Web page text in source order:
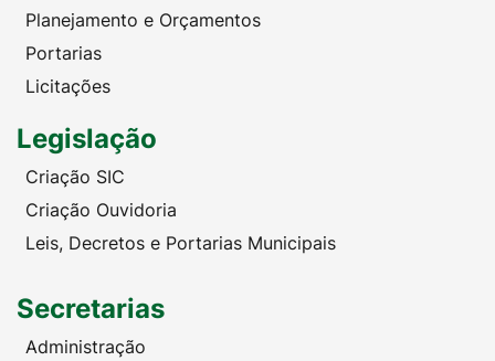
Planejamento e Orçamentos
Portarias
Licitações
Legislação
Criação SIC
Criação Ouvidoria
Leis, Decretos e Portarias Municipais
Secretarias
Administração